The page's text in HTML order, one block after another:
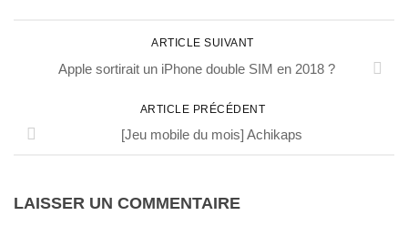
ARTICLE SUIVANT
Apple sortirait un iPhone double SIM en 2018 ?
ARTICLE PRÉCÉDENT
[Jeu mobile du mois] Achikaps
LAISSER UN COMMENTAIRE